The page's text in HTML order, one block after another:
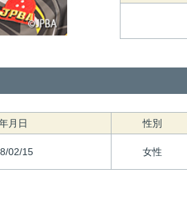
月日 性別
02/15 女性